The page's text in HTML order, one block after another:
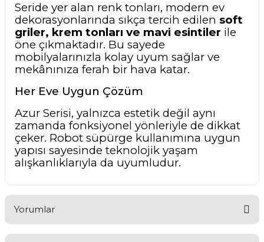
Seride yer alan renk tonları, modern ev
dekorasyonlarında sıkça tercih edilen soft
griler, krem tonları ve mavi esintiler ile
öne çıkmaktadır. Bu sayede
mobilyalarınızla kolay uyum sağlar ve
mekânınıza ferah bir hava katar.
Her Eve Uygun Çözüm
Azur Serisi, yalnızca estetik değil aynı
zamanda fonksiyonel yönleriyle de dikkat
çeker. Robot süpürge kullanımına uygun
yapısı sayesinde teknolojik yaşam
alışkanlıklarıyla da uyumludur.
Yorumlar